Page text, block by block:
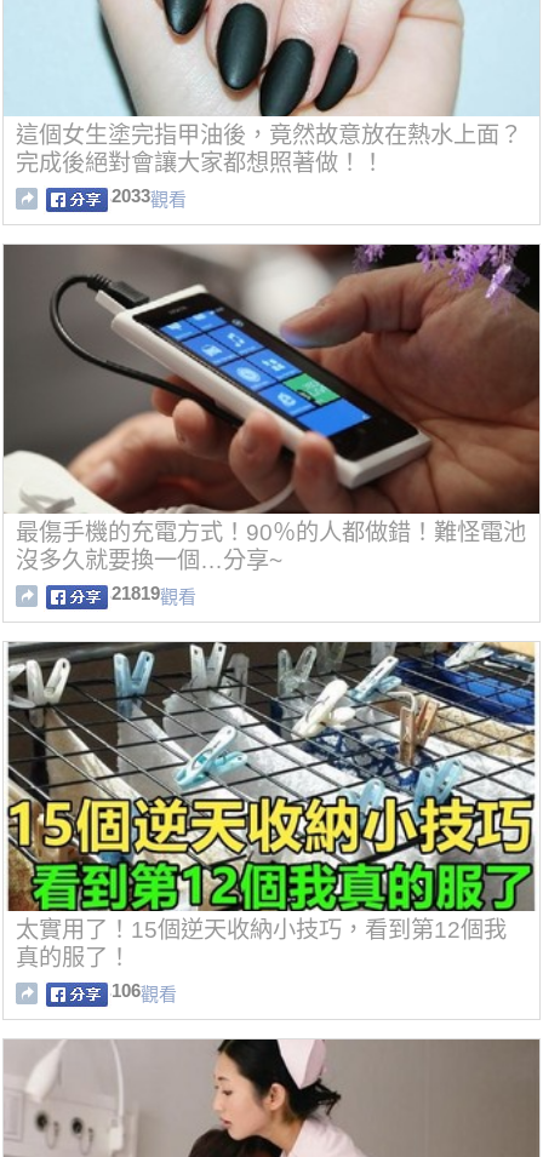
這個女生塗完指甲油後，竟然故意放在熱水上面？
完成後絕對會讓大家都想照著做！！
2033觀看
最傷手機的充電方式！90％的人都做錯！難怪電池
沒多久就要換一個…分享~
21819觀看
太實用了！15個逆天收納小技巧，看到第12個我
真的服了！
106觀看